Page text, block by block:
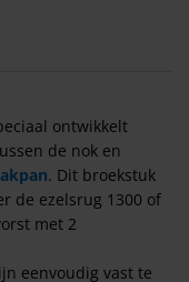
ontwikkelt
de nok en
. Dit broekstuk
de ezelsrug 1300 of
met 2
eenvoudig vast te